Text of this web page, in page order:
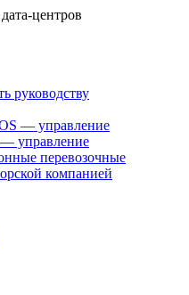
центров
руководству
— управление
управление
перевозочные
компанией